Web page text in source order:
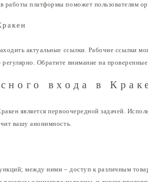
платформы поможет пользователям
актуальные ссылки. Рабочие ссылки
Обратите внимание на
входа в
является первоочередной задачей.
вашу анонимность.
между ними – доступ к различным